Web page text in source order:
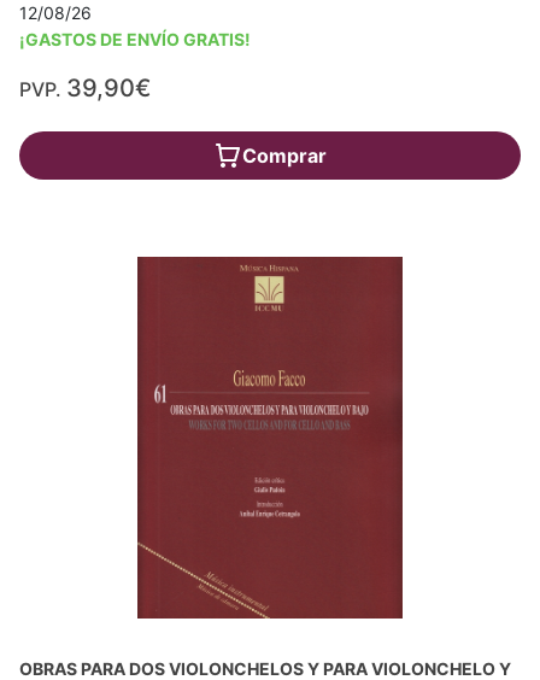
12/08/26
¡GASTOS DE ENVÍO GRATIS!
PVP. 39,90€
Comprar
OBRAS PARA DOS VIOLONCHELOS Y PARA VIOLONCHELO Y